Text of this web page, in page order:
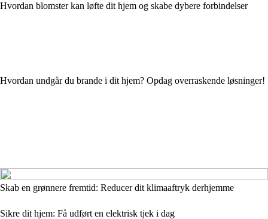
Hvordan blomster kan løfte dit hjem og skabe dybere forbindelser
Hvordan undgår du brande i dit hjem? Opdag overraskende løsninger!
Skab en grønnere fremtid: Reducer dit klimaaftryk derhjemme
Sikre dit hjem: Få udført en elektrisk tjek i dag